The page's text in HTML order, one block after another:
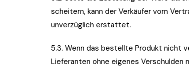
scheitern, kann der Verkäufer vom
unverzüglich erstattet.
5.3. Wenn das bestellte Produkt nicht
Lieferanten ohne eigenes Verschulden